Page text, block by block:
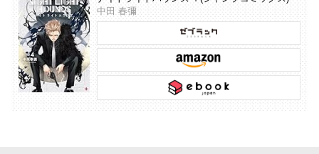
中田 春彌